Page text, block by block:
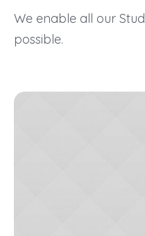
We enable all our
possible.